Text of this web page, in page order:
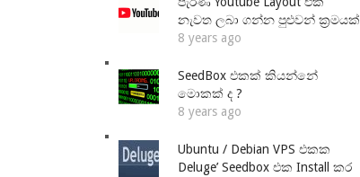
නැවත ලබා ගන්න පුළුවන් ක්‍රමයක්
8 years ago
SeedBox එකක් කියන්නේ
මොකක් ද ?
8 years ago
Ubuntu / Debian VPS එකක
Deluge’ Seedbox එක Install කර